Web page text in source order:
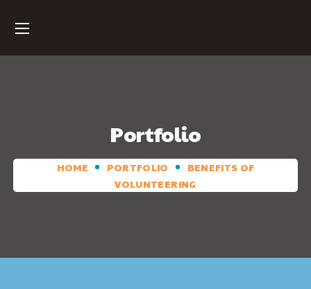
Portfolio
HOME PORTFOLIO
BENEFITS OF
VOLUNTEERING